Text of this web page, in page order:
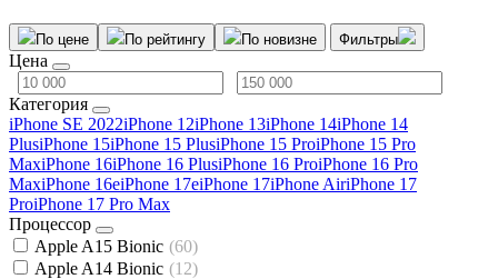
По цене По рейтингу По новизне Фильтры
Цена
Категория
iPhone SE 2022iPhone 12iPhone 13iPhone 14iPhone 14
PlusiPhone 15iPhone 15 PlusiPhone 15 ProiPhone 15 Pro
MaxiPhone 16iPhone 16 PlusiPhone 16 ProiPhone 16 Pro
MaxiPhone 16eiPhone 17eiPhone 17iPhone AiriPhone 17
ProiPhone 17 Pro Max
Процессор
Apple A15 Bionic (60)
Apple A14 Bionic (12)